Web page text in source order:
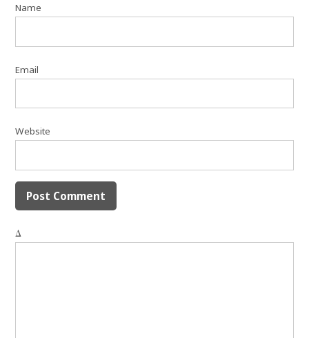
Name
Email
Website
Δ